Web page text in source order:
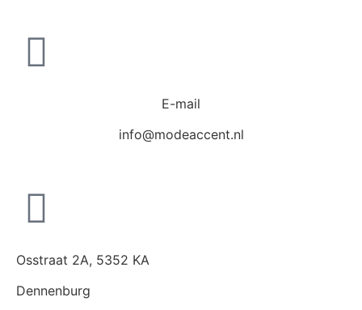
E-mail
info@modeaccent.nl
Osstraat 2A, 5352 KA
Dennenburg